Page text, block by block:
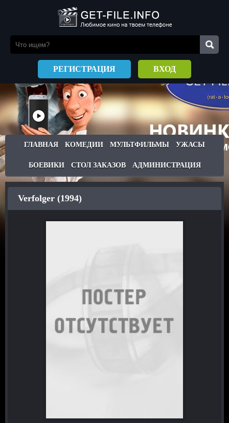
РЕГИСТРАЦИЯ ВХОД
ГЛАВНАЯ КОМЕДИИ МУЛЬТФИЛЬМЫ УЖАСЫ
БОЕВИКИ СТОЛ ЗАКАЗОВ АДМИНИСТРАЦИЯ
Verfolger (1994)